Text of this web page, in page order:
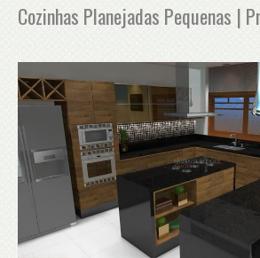
Cozinhas Planejadas Pequenas |